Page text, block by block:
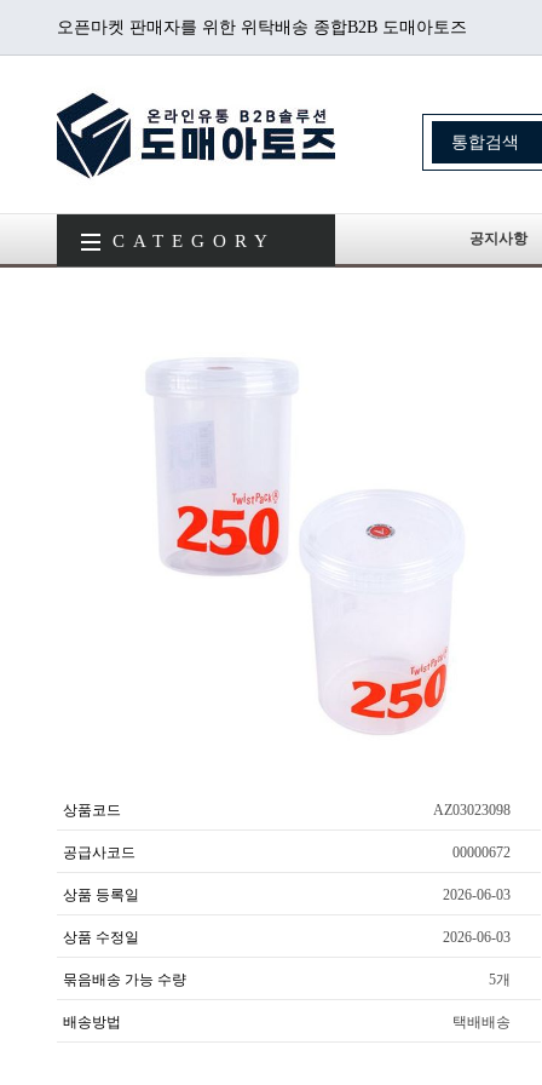
오픈마켓 판매자를 위한 위탁배송 종합B2B 도매아토즈
CATEGORY 공지사항
상품코드 AZ03023098
공급사코드 00000672
상품 등록일 2026-06-03
상품 수정일 2026-06-03
묶음배송 가능 수량 5개
배송방법 택배배송